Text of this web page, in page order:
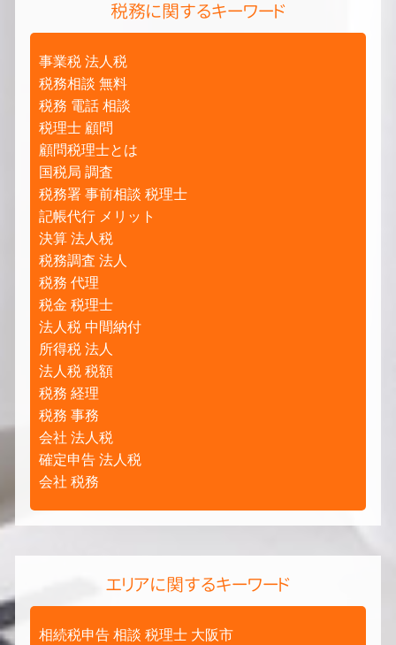
税務に関するキーワード
事業税 法人税
税務相談 無料
税務 電話 相談
税理士 顧問
顧問税理士とは
国税局 調査
税務署 事前相談 税理士
記帳代行 メリット
決算 法人税
税務調査 法人
税務 代理
税金 税理士
法人税 中間納付
所得税 法人
法人税 税額
税務 経理
税務 事務
会社 法人税
確定申告 法人税
会社 税務
エリアに関するキーワード
相続税申告 相談 税理士 大阪市